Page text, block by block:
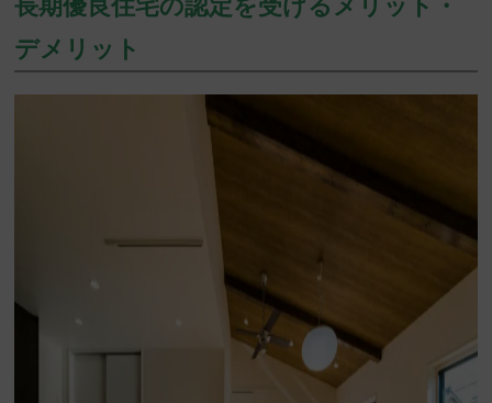
長期優良住宅の認定を受けるメリット・
デメリット